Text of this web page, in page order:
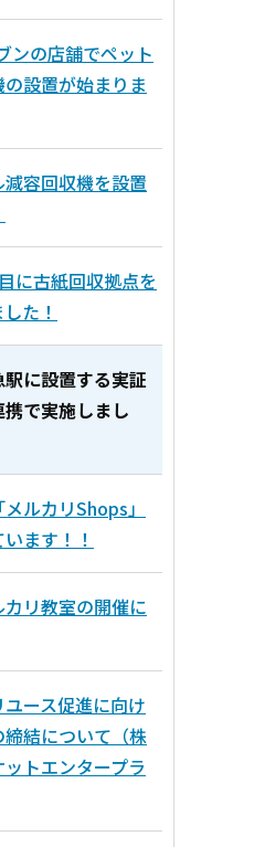
ンの店舗でペット
設置が始まりま
容回収機を設置
に古紙回収拠点を
た！
に設置する実証
で実施しまし
ルカリShops」
ます！！
リ教室の開催に
ース促進に向け
結について（株
トエンタープラ